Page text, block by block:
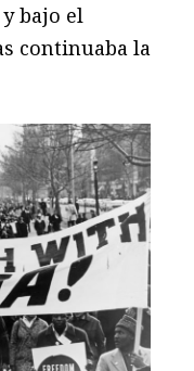
bajo el
continuaba la